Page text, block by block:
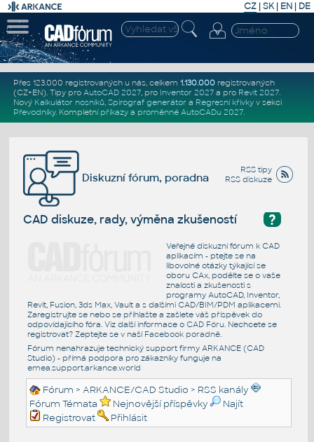
CZ | SK| EN | DE
Přes 123.000 registrovaných u nás, celkem 1.130.000registrovaných
(CZ+EN). Tipy pro AutoCAD 2027, pro Inventor 2027a pro Revit 2027.
Nový Kalkulátor nosníků, Spirograf generátor a Regresní křivkyv sekci
Převodníky. Kompletní příkazya proměnné AutoCADu 2027.
RSS tipy
RSS diskuze
Diskuzní fórum, poradna
?
CAD diskuze, rady, výměna zkušeností
Veřejné diskuzní fórum k CAD
aplikacím - ptejte se na
libovolné otázky týkající se
oboru CAx, podělte se o vaše
znalosti a zkušenosti s
programy AutoCAD, Inventor,
Revit, Fusion, 3ds Max, Vault a s dalšími CAD/BIM/PDM aplikacemi.
Zaregistrujte se nebo se přihlašte a zašlete váš příspěvek do
odpovídajícího fóra. Viz další informace o CAD Fóru. Nechcete se
registrovat? Zeptejte se v naší Facebook poradně.
Fórum nenahrazuje technický support firmy ARKANCE (CAD
Studio) - přímá podpora pro zákazníky funguje na
emea.support.arkance.world
Fórum >ARKANCE/CAD Studio > RSS kanály
Fórum Témata
Nejnovější příspěvky
Najít
Registrovat
Přihlásit